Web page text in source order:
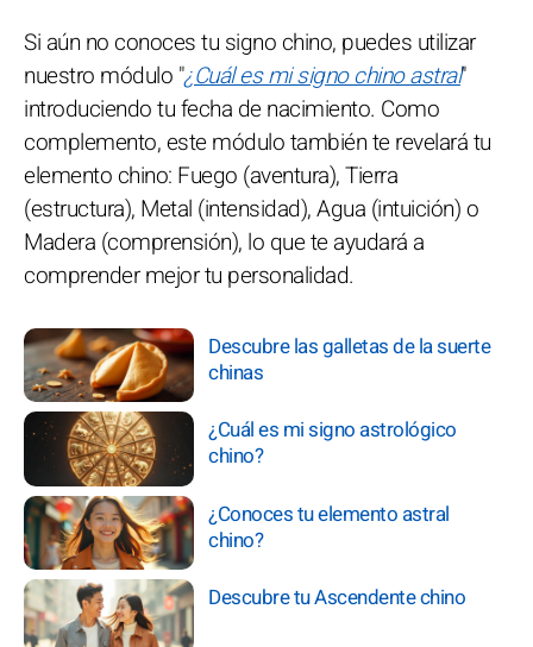
Si aún no conoces tu signo chino, puedes utilizar
nuestro módulo "¿Cuál es mi signo chino astral"
introduciendo tu fecha de nacimiento. Como
complemento, este módulo también te revelará tu
elemento chino: Fuego (aventura), Tierra
(estructura), Metal (intensidad), Agua (intuición) o
Madera (comprensión), lo que te ayudará a
comprender mejor tu personalidad.
Descubre las galletas de la suerte
chinas
¿Cuál es mi signo astrológico
chino?
¿Conoces tu elemento astral
chino?
Descubre tu Ascendente chino